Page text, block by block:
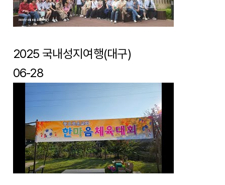
2025 국내성지여행(대구)
06-28